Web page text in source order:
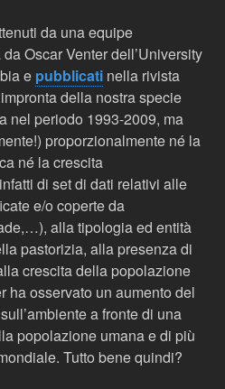
da una equipe
Oscar Venter dell’University
e pubblicati nella rivista
della nostra specie
nel periodo 1993-2009, ma
proporzionalmente né la
né la crescita
di set di dati relativi alle
e/o coperte da
alla tipologia ed entità
pastorizia, alla presenza di
crescita della popolazione
ha osservato un aumento del
a fronte di una
popolazione umana e di più
Tutto bene quindi?